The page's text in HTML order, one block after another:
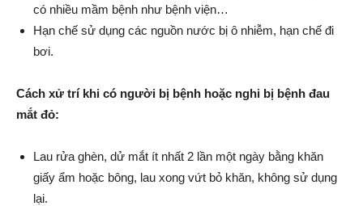
có nhiều mầm bệnh như bệnh viện…
Hạn chế sử dụng các nguồn nước bị ô nhiễm, hạn chế đi
bơi.
Cách xử trí khi có người bị bệnh hoặc nghi bị bệnh đau
mắt đỏ:
Lau rửa ghèn, dử mắt ít nhất 2 lần một ngày bằng khăn
giấy ẩm hoặc bông, lau xong vứt bỏ khăn, không sử dụng
lại.